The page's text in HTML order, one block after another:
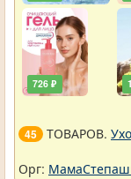
726 ₽
45 ТОВАРОВ.
Орг: